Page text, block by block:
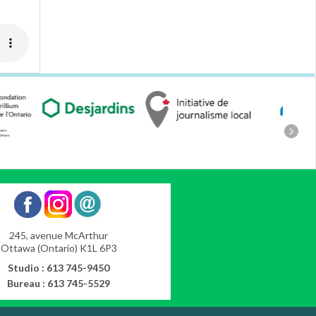
245, avenue McArthur
Ottawa (Ontario) K1L 6P3
Studio : 613 745-9450
Bureau : 613 745-5529